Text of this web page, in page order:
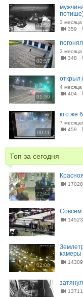
00:59
3 месяца
359
00:57
3 месяца
348
01:59
открыл
4 месяца
404
00:11
кто же
7
459
Топ за сегодня
22:44
00:47
Совсем
02:00
камеры